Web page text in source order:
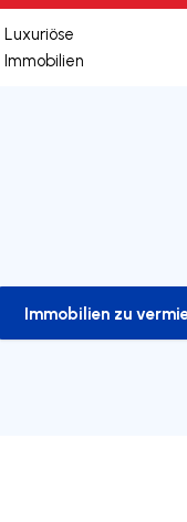
Luxuriöse
Immobilien
to-
Immobilien zu